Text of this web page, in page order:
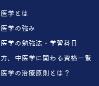
学とは
学の強み
学の勉強法・学習科目
、中医学に関わる資格一覧
学の治療原則とは？